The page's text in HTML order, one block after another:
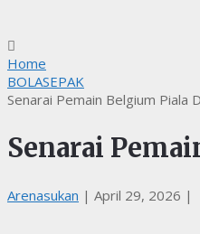
Home
BOLASEPAK
Senarai Pemain Belgium Piala
Senarai
Arenasukan | April 29, 2026 |